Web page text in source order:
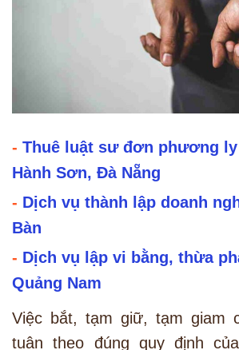
- Thuê luật sư đơn phương
Hành Sơn, Đà Nẵng
- Dịch vụ thành lập doanh
Bàn
- Dịch vụ lập vi bằng, thừa
Quảng Nam
Việc bắt, tạm giữ, tạm giam
tuân theo đúng quy định